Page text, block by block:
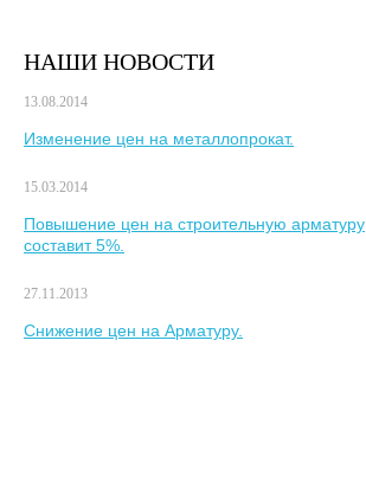
НАШИ НОВОСТИ
13.08.2014
Изменение цен на металлопрокат.
15.03.2014
Повышение цен на строительную арматуру
составит 5%.
27.11.2013
Снижение цен на Арматуру.